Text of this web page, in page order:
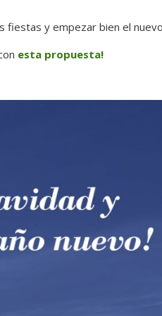
fiestas y empezar bien el
esta propuesta!